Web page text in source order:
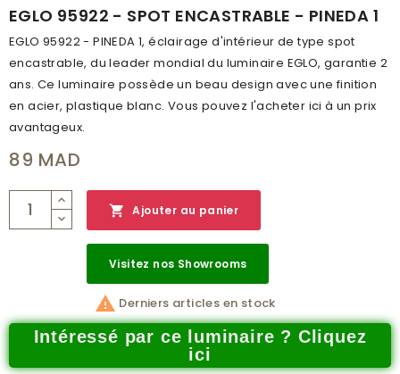
KELVIN (K)
3000
TEMPÉRATURE DE LA
COULEUR
BLANC CHAUD
HAUTEUR (MM)
PROFONDEUR
CLASSE DE PROTECTION2
BRANCHEMENT
NON
CODE À BARRE
9002759959227
RÉSEAU
C
EGLO 95922 - SPOT ENCASTRABLE - PINEDA 1
EGLO 95922 - PINEDA 1, éclairage d'intérieur de type spot
encastrable, du leader mondial du luminaire EGLO, garantie 2
ans. Ce luminaire possède un beau design avec une finition
en acier, plastique blanc. Vous pouvez l'acheter ici à un prix
avantageux.
89 MAD
 Ajouter au panier
Visitez nos Showrooms
 Derniers articles en stock
Intéressé par ce luminaire ? Cliquez
ici